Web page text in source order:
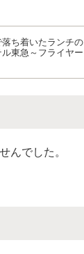
ち着いたランチの
東急～フライヤー
んでした。